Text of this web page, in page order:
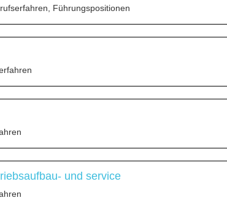
Führungspositionen
und service